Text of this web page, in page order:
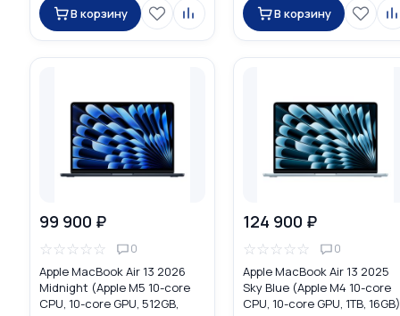
В корзину В корзину
99 900 ₽
☆☆☆☆☆ 0
Apple MacBook Air 13 2026
Midnight (Apple M5 10-core
CPU, 10-core GPU, 512GB,
124 900 ₽
☆☆☆☆☆ 0
Apple MacBook Air 13 2025
Sky Blue (Apple M4 10-core
CPU, 10-core GPU, 1TB, 16GB)